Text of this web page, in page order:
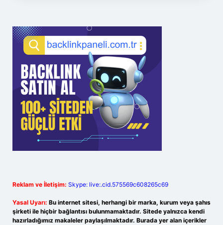
Reklam ve İletişim: Skype: live:.cid.575569c608265c69
Yasal Uyarı: Bu internet sitesi, herhangi bir marka, kurum veya şahıs
şirketi ile hiçbir bağlantısı bulunmamaktadır. Sitede yalnızca kendi
hazırladığımız makaleler paylaşılmaktadır. Burada yer alan içerikler